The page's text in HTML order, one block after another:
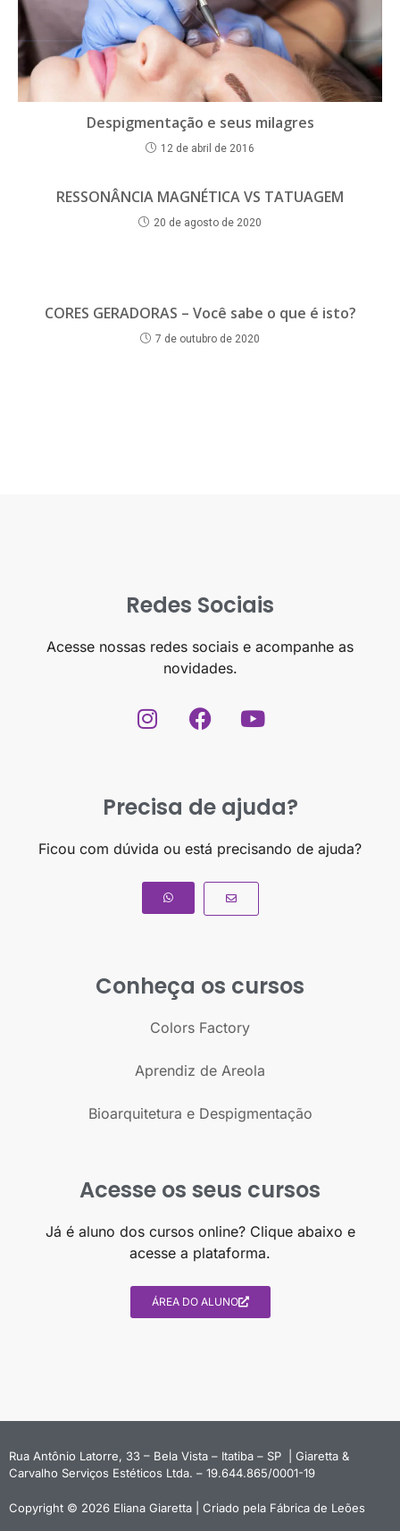
Despigmentação e seus milagres
12 de abril de 2016
RESSONÂNCIA MAGNÉTICA VS TATUAGEM
20 de agosto de 2020
CORES GERADORAS – Você sabe o que é isto?
7 de outubro de 2020
Redes Sociais
Acesse nossas redes sociais e acompanhe as
novidades.
Precisa de ajuda?
Ficou com dúvida ou está precisando de ajuda?
Conheça os cursos
Colors Factory
Aprendiz de Areola
Bioarquitetura e Despigmentação
Acesse os seus cursos
Já é aluno dos cursos online? Clique abaixo e
acesse a plataforma.
ÁREA DO ALUNO
Rua Antônio Latorre, 33 – Bela Vista – Itatiba – SP | Giaretta &
Carvalho Serviços Estéticos Ltda. – 19.644.865/0001-19
Copyright © 2026 Eliana Giaretta | Criado pela Fábrica de Leões